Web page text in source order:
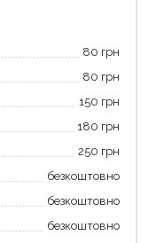
80 грн
80 грн
150 грн
180 грн
250 грн
безкоштовно
безкоштовно
безкоштовно